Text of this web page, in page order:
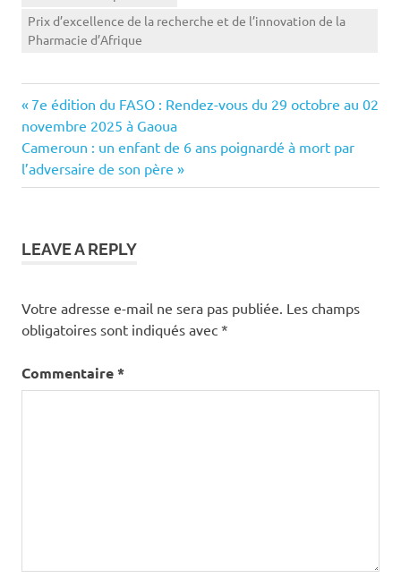
Prix d’excellence de la recherche et de l’innovation de la
Pharmacie d’Afrique
Navigation
de
l’article
Previous
Post:
7e édition du FASO : Rendez-vous du 29 octobre au 02
novembre 2025 à Gaoua
Next
Post:
Cameroun : un enfant de 6 ans poignardé à mort par
l’adversaire de son père
LEAVE A REPLY
Votre adresse e-mail ne sera pas publiée. Les champs
obligatoires sont indiqués avec *
Commentaire*